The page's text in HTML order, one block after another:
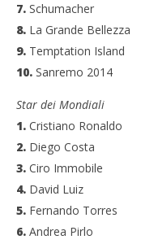
7. Schumacher
8. La Grande Bellezza
9. Temptation Island
10. Sanremo 2014
Star dei Mondiali
1. Cristiano Ronaldo
2. Diego Costa
3. Ciro Immobile
4. David Luiz
5. Fernando Torres
6. Andrea Pirlo